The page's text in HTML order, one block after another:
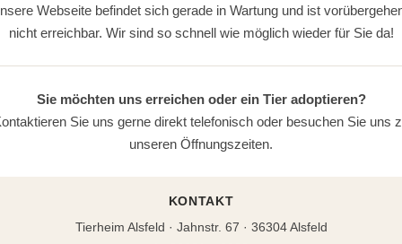
Webseite befindet sich gerade in Wartung und ist
nicht erreichbar. Wir sind so schnell wie möglich wieder für Sie da!
Sie möchten uns erreichen oder ein Tier adoptieren?
Sie uns gerne direkt telefonisch oder besuchen Sie uns
unseren Öffnungszeiten.
KONTAKT
Tierheim Alsfeld · Jahnstr. 67 · 36304 Alsfeld